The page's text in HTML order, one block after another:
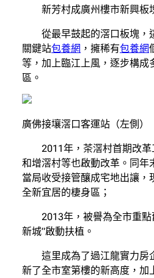
新芳村成廣州樓市新興板
從最早鼓起的滘口板塊，
關鍵站包養網 ，擁稀有包養網
等，加上臨江上風，逐步構成
區。
廣佛接壤滘口客運站（左側）
2011年，茶滘村首期改革
和增滘村等也啟動改革。同年
當局收受接管釀成宅地出讓，
全新宜居的棲身區；
2013年，被譽為全市重點
新城”啟動扶植。
這里成為了過江龍實力房
新了全市室第樓的新高度，加